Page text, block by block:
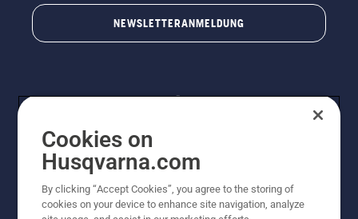
NEWSLETTERANMELDUNG
© Husqvarna AB (publ). Alle Rechte vorbehalten.
Preisänderungen, Irrtümer, Text- und Satzfehler sind
Cookies on
Husqvarna.com
By clicking “Accept Cookies”, you agree to the storing of
cookies on your device to enhance site navigation, analyze